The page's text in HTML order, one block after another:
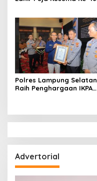
Wayang Kulit
Polres Lampung Selatan
Raih Penghargaan IKPA
Advertorial